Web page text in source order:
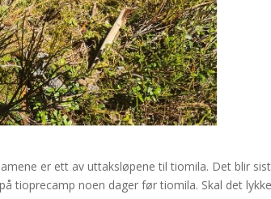
er ett av uttaksløpene til tiomila. Det blir
tioprecamp noen dager før tiomila. Skal det